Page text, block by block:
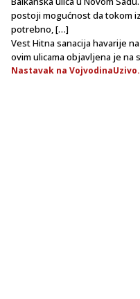
postoji mogućnost da tokom
potrebno, […]
Vest Hitna sanacija havarije
ovim ulicama objavljena je na
Nastavak na